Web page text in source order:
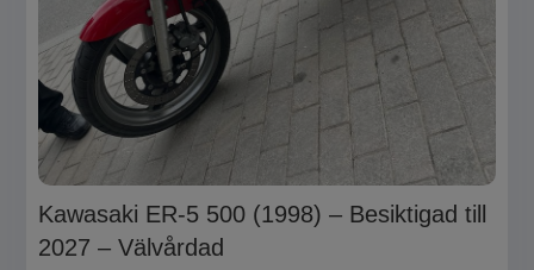
Kawasaki ER-5 500 (1998) – Besiktigad till
2027 – Välvårdad